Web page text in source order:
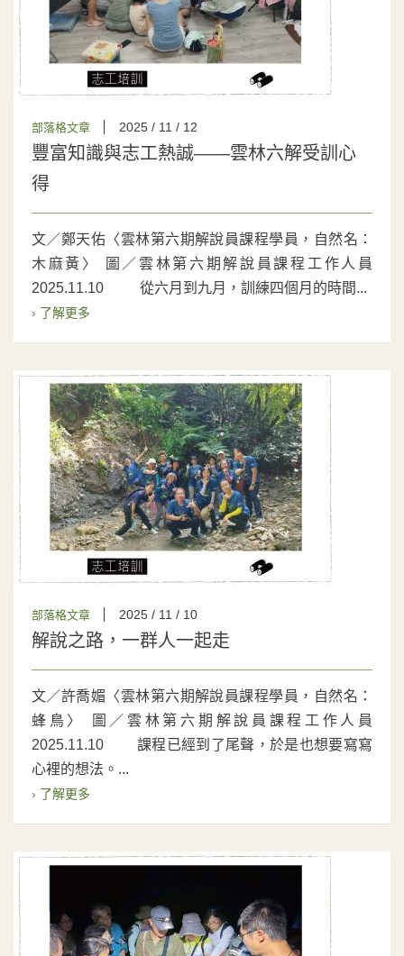
部落格文章 2025 / 11 / 12
豐富知識與志工熱誠——雲林六解受訓心
得
文／鄭天佑〈雲林第六期解說員課程學員，自然名：
木麻黃〉 圖／雲林第六期解說員課程工作人員
2025.11.10 從六月到九月，訓練四個月的時間...
› 了解更多
部落格文章 2025 / 11 / 10
解說之路，一群人一起走
文／許喬媚〈雲林第六期解說員課程學員，自然名：
蜂鳥〉 圖／雲林第六期解說員課程工作人員
2025.11.10 課程已經到了尾聲，於是也想要寫寫
心裡的想法。...
› 了解更多